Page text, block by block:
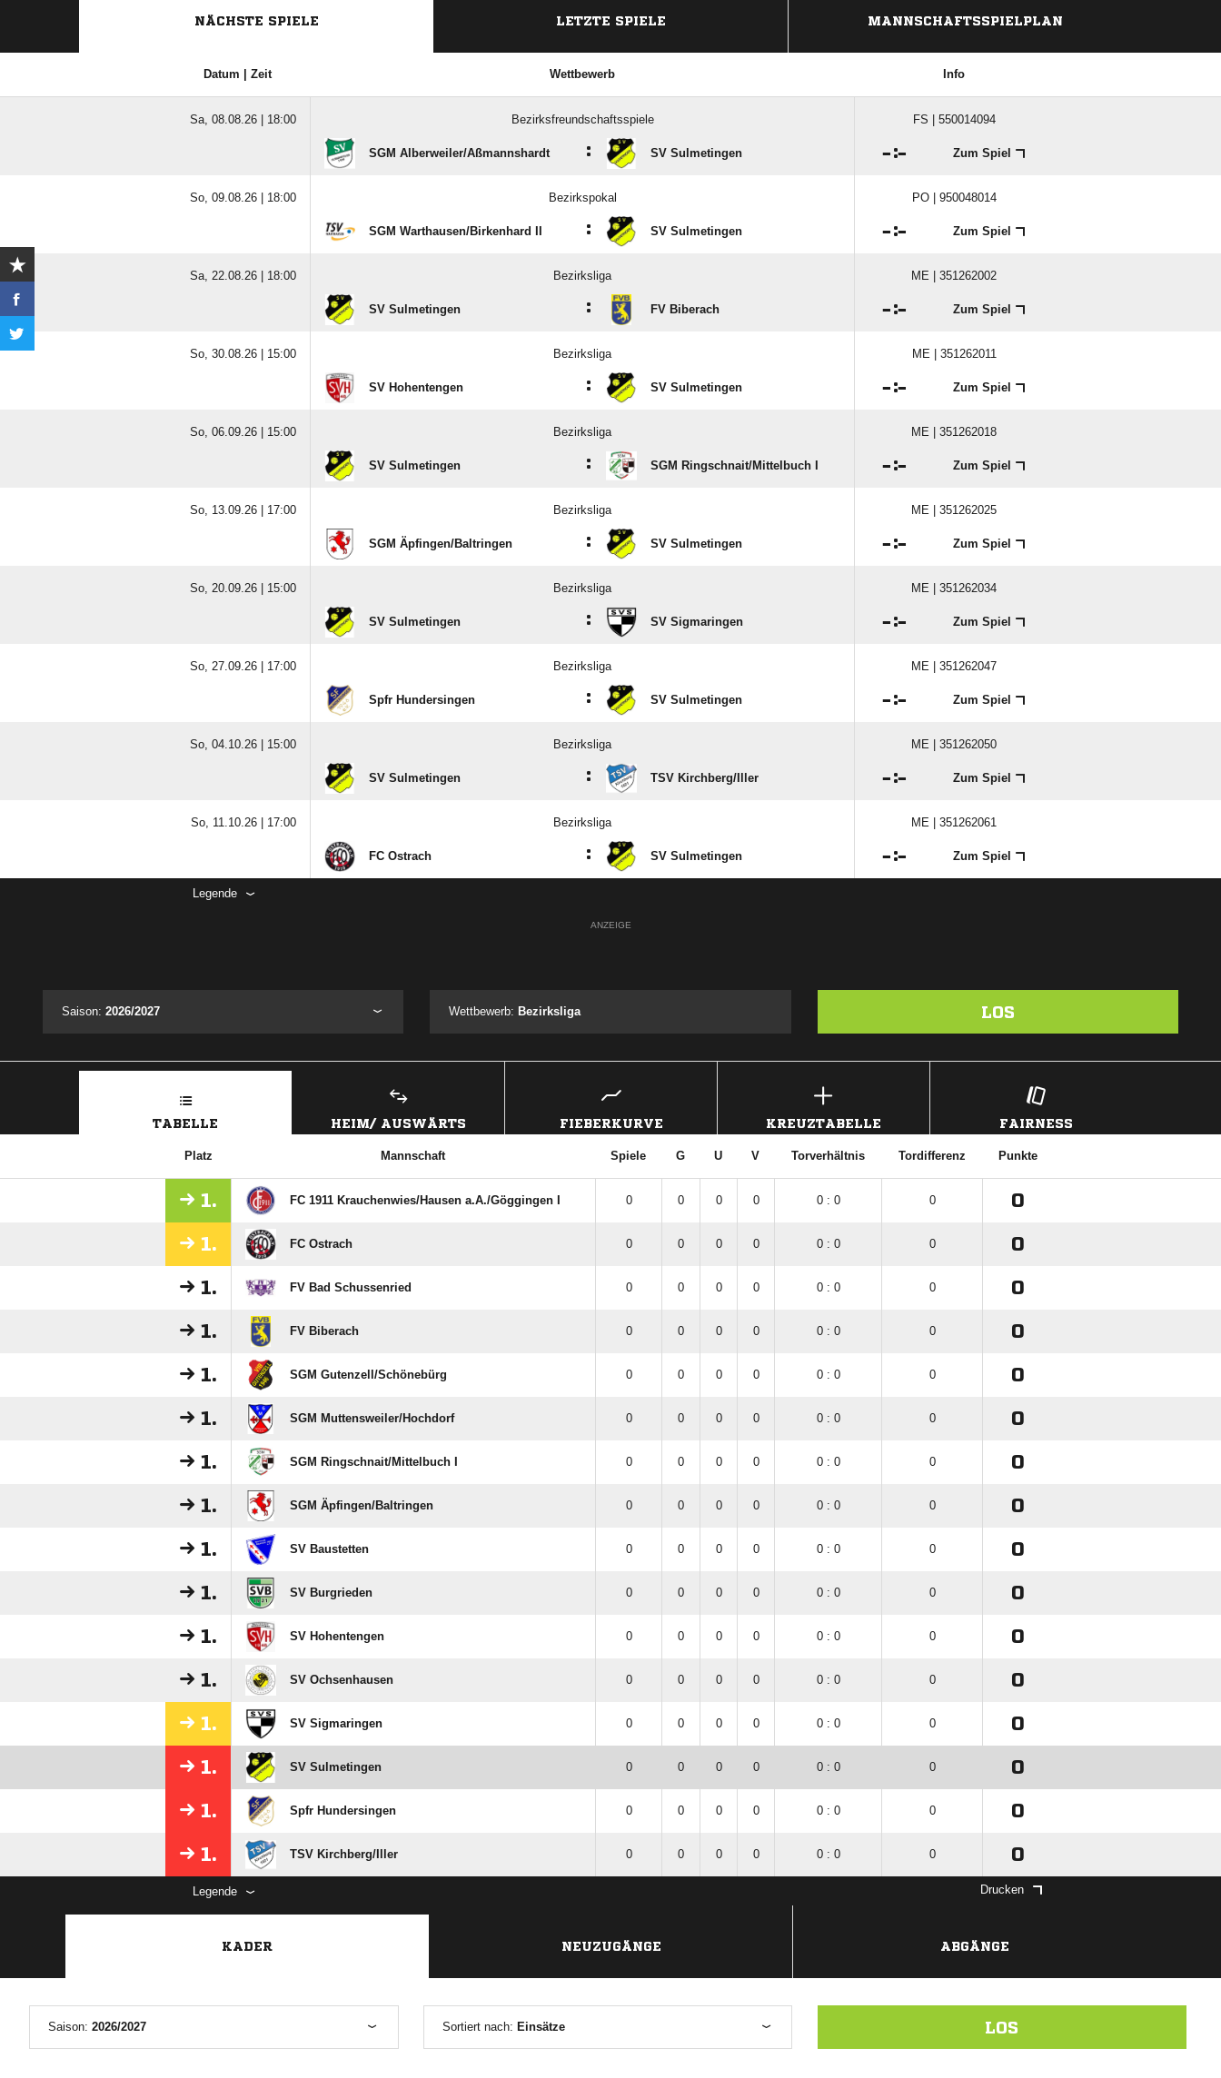
NÄCHSTE SPIELE LETZTE SPIELE MANNSCHAFTSSPIELPLAN
Datum | Zeit Wettbewerb Info
Sa, 08.08.26 | 18:00 Bezirksfreundschaftsspiele FS | 550014094
SGM Alberweiler/​Aßmannshardt : SV Sulmetingen : Zum Spiel
So, 09.08.26 | 18:00 Bezirkspokal PO | 950048014
SGM Warthausen/​Birkenhard II : SV Sulmetingen : Zum Spiel
Sa, 22.08.26 | 18:00 Bezirksliga ME | 351262002
SV Sulmetingen : FV Biberach : Zum Spiel
So, 30.08.26 | 15:00 Bezirksliga ME | 351262011
SV Hohentengen : SV Sulmetingen : Zum Spiel
So, 06.09.26 | 15:00 Bezirksliga ME | 351262018
SV Sulmetingen : SGM Ringschnait/​Mittelbuch I : Zum Spiel
So, 13.09.26 | 17:00 Bezirksliga ME | 351262025
SGM Äpfingen/​Baltringen : SV Sulmetingen : Zum Spiel
So, 20.09.26 | 15:00 Bezirksliga ME | 351262034
SV Sulmetingen : SV Sigmaringen : Zum Spiel
So, 27.09.26 | 17:00 Bezirksliga ME | 351262047
Spfr Hundersingen : SV Sulmetingen : Zum Spiel
So, 04.10.26 | 15:00 Bezirksliga ME | 351262050
SV Sulmetingen : TSV Kirchberg/​Iller : Zum Spiel
So, 11.10.26 | 17:00 Bezirksliga ME | 351262061
FC Ostrach : SV Sulmetingen : Zum Spiel
Legende
ANZEIGE
Saison: 2026/2027 Wettbewerb: Bezirksliga LOS
TABELLE HEIM/ AUSWÄRTS FIEBERKURVE KREUZTABELLE FAIRNESS
Platz Mannschaft Spiele G U V Torverhältnis Tordifferenz Punkte
1. FC 1911 Krauchenwies/​Hausen a.A./​Göggingen I 0 0 0 0 0 : 0 0 0
1. FC Ostrach 0 0 0 0 0 : 0 0 0
1. FV Bad Schussenried 0 0 0 0 0 : 0 0 0
1. FV Biberach 0 0 0 0 0 : 0 0 0
1. SGM Gutenzell/​Schönebürg 0 0 0 0 0 : 0 0 0
1. SGM Muttensweiler/​Hochdorf 0 0 0 0 0 : 0 0 0
1. SGM Ringschnait/​Mittelbuch I 0 0 0 0 0 : 0 0 0
1. SGM Äpfingen/​Baltringen 0 0 0 0 0 : 0 0 0
1. SV Baustetten 0 0 0 0 0 : 0 0 0
1. SV Burgrieden 0 0 0 0 0 : 0 0 0
1. SV Hohentengen 0 0 0 0 0 : 0 0 0
1. SV Ochsenhausen 0 0 0 0 0 : 0 0 0
1. SV Sigmaringen 0 0 0 0 0 : 0 0 0
1. SV Sulmetingen 0 0 0 0 0 : 0 0 0
1. Spfr Hundersingen 0 0 0 0 0 : 0 0 0
1. TSV Kirchberg/​Iller 0 0 0 0 0 : 0 0 0
Legende Drucken
KADER NEUZUGÄNGE ABGÄNGE
Saison: 2026/2027 Sortiert nach: Einsätze LOS